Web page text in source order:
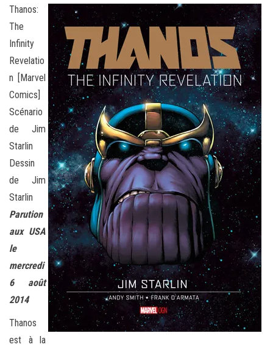
Thanos:
The
Infinity
Revelatio
n [Marvel
Comics]
Scénario
de Jim
Starlin
Dessin
de Jim
Starlin
Parution
aux USA
le
mercredi
6 août
2014
Thanos
est à la